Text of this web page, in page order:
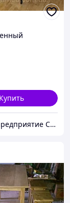
Купить
Частное предприятие София Мед